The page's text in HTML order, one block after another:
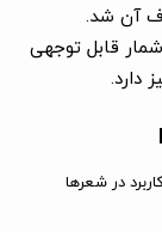
او صرف آن شد.
قابل توجهی
دارد.
در شعرها